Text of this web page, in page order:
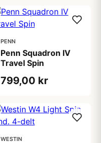
PENN
Penn Squadron IV
Travel Spin
799,00 kr
WESTIN